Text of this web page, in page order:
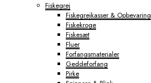
Fiskegrej
Fiskegrejkasser & Opbevaring
Fiskekroge
Fiskesæt
Fluer
Forfangsmaterialer
Geddeforfang
Pirke